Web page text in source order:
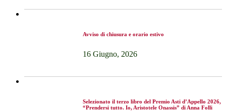
Avviso di chiusura e orario estivo
16 Giugno, 2026
Selezionato il terzo libro del Premio Asti d’Appello 2026,
“Prendersi tutto. Io, Aristotele Onassis” di Anna Folli